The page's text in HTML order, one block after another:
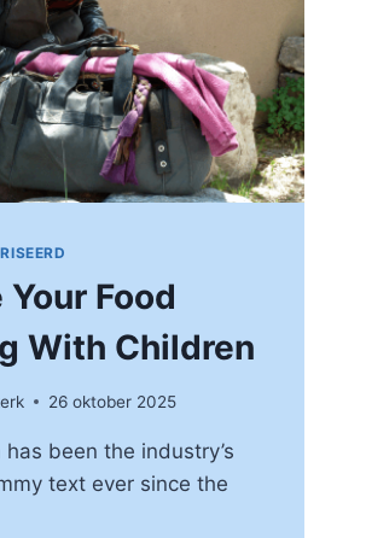
Your Food
With Children
26 oktober 2025
has been the industry’s
text ever since the